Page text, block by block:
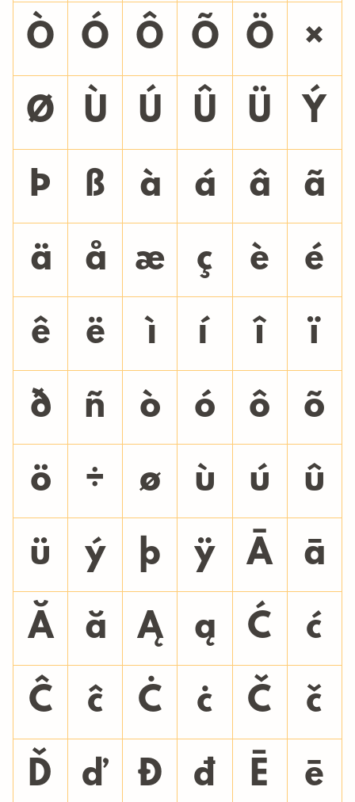
Ò
Ó Ô Õ Ö
×
Ø
Ù Ú Û Ü
Ý
Þ
ß à á â
ã
ä
å æ ç è
é
ê
ë ì í î
ï
ð
ñ ò ó ô
õ
ö
÷ ø ù ú
û
ü
ý þ ÿ Ā
ā
Ă
ă Ą ą Ć
ć
Ĉ
ĉ Ċ ċ Č
č
Ď
ď Đ đ Ē ē